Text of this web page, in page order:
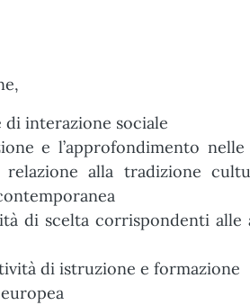
interazione sociale
e l’approfondimento
alla tradizione
di scelta corrispondenti
di istruzione e formazione